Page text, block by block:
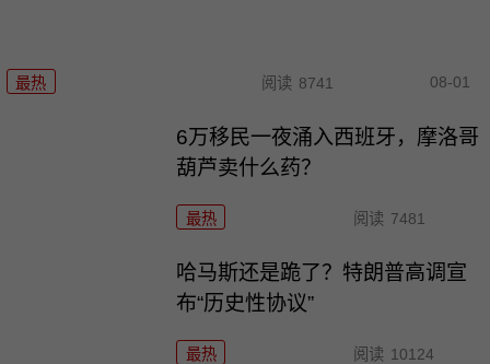
最热 阅读 8741 08-01
6万移民一夜涌入西班牙，摩洛哥
葫芦卖什么药？
最热 阅读 7481
哈马斯还是跪了？特朗普高调宣
布“历史性协议”
最热 阅读 10124